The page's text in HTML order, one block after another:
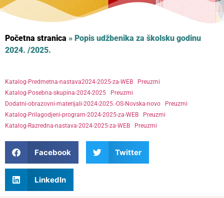
Početna stranica » Popis udžbenika za školsku godinu
2024. /2025.
Katalog-Predmetna-nastava2024-2025-za-WEB
Preuzmi
Katalog-Posebna-skupina-2024-2025
Preuzmi
Dodatni-obrazovni-materijali-2024-2025.-OS-Novska-novo
Preuzmi
Katalog-Prilagodjeni-program-2024-2025-za-WEB
Preuzmi
Katalog-Razredna-nastava-2024-2025-za-WEB
Preuzmi
Facebook Twitter
LinkedIn